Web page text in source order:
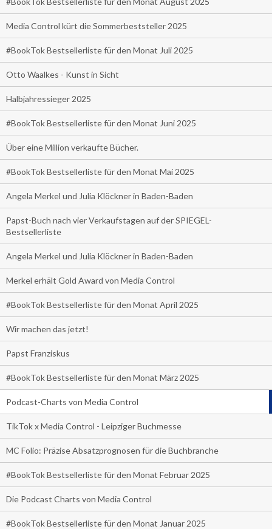
Media Control kürt die Sommerbeststeller 2025
#BookTok Bestsellerliste für den Monat Juli 2025
Otto Waalkes - Kunst in Sicht
Halbjahressieger 2025
#BookTok Bestsellerliste für den Monat Juni 2025
Über eine Million verkaufte Bücher.
#BookTok Bestsellerliste für den Monat Mai 2025
Angela Merkel und Julia Klöckner in Baden-Baden
Papst-Buch nach vier Verkaufstagen auf der SPIEGEL-
Bestsellerliste
Angela Merkel und Julia Klöckner in Baden-Baden
Merkel erhält Gold Award von Media Control
#BookTok Bestsellerliste für den Monat April 2025
Wir machen das jetzt!
Papst Franziskus
#BookTok Bestsellerliste für den Monat März 2025
Podcast-Charts von Media Control
TikTok x Media Control - Leipziger Buchmesse
MC Folio: Präzise Absatzprognosen für die Buchbranche
#BookTok Bestsellerliste für den Monat Februar 2025
Die Podcast Charts von Media Control
#BookTok Bestsellerliste für den Monat Januar 2025